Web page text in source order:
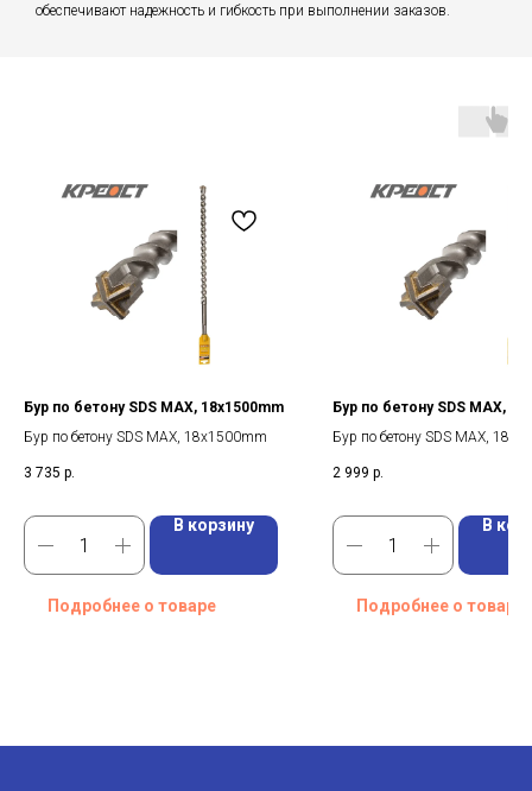
обеспечивают надежность и гибкость при выполнении заказов.
Бур пo бетону SDS MAX, 18x1500mm
Бур пo бетону SDS MAX, 18x1500mm
3 735 р.
В корзину
Подробнее о товаре
Бур пo бетону SDS MAX,
Бур пo бетону SDS MAX,
2 999 р.
В
Подробнее о товаре